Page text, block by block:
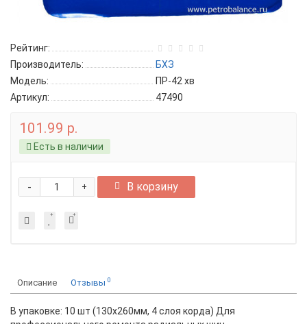
Рейтинг:
Производитель:
БХЗ
Модель:
ПР-42 хв
Артикул:
47490
101.99 р.
Есть в наличии
+
- В корзину
Описание Отзывы 0
В упаковке: 10 шт (130х260мм, 4 слоя корда) Для